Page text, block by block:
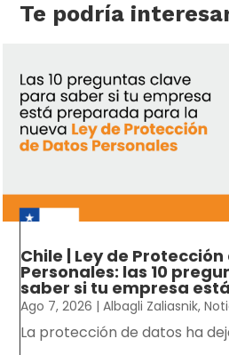
Te podría
Chile | Ley de
Personales: las 10
saber si tu empresa
Ago 7, 2026 |Albagli Zaliasnik,
La protección de datos ha